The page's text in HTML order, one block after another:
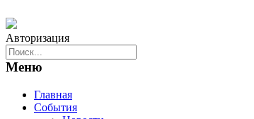
Авторизация
Меню
Главная
События